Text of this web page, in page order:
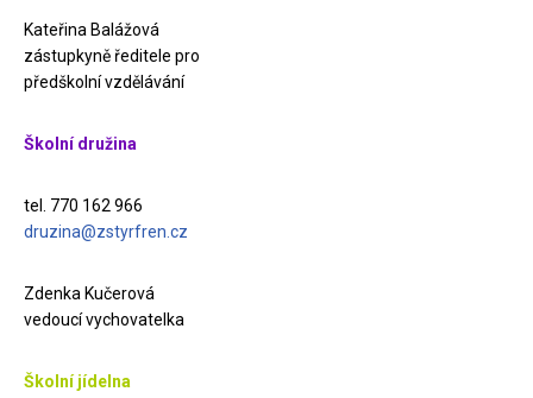
Kateřina Balážová
zástupkyně ředitele pro
předškolní vzdělávání
Školní družina
tel. 770 162 966
druzina@zstyrfren.cz
Zdenka Kučerová
vedoucí vychovatelka
Školní jídelna